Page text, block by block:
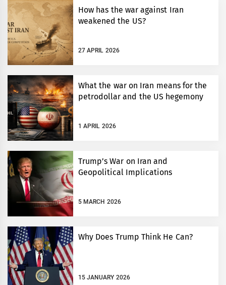
How has the war against Iran
weakened the US?
27 APRIL 2026
What the war on Iran means for the
petrodollar and the US hegemony
1 APRIL 2026
Trump’s War on Iran and
Geopolitical Implications
5 MARCH 2026
Why Does Trump Think He Can?
15 JANUARY 2026